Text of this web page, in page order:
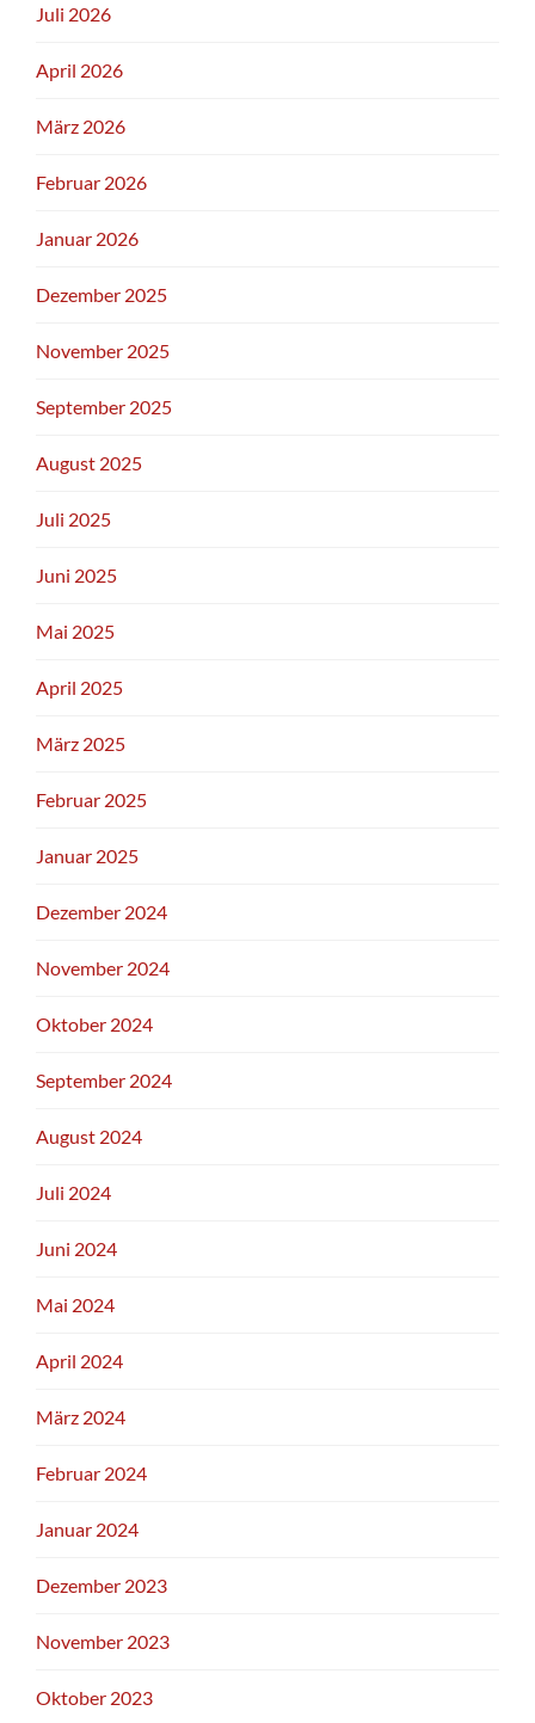
Juli 2026
April 2026
März 2026
Februar 2026
Januar 2026
Dezember 2025
November 2025
September 2025
August 2025
Juli 2025
Juni 2025
Mai 2025
April 2025
März 2025
Februar 2025
Januar 2025
Dezember 2024
November 2024
Oktober 2024
September 2024
August 2024
Juli 2024
Juni 2024
Mai 2024
April 2024
März 2024
Februar 2024
Januar 2024
Dezember 2023
November 2023
Oktober 2023